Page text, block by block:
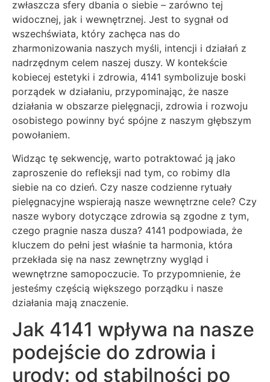
zwłaszcza sfery dbania o siebie – zarówno tej
widocznej, jak i wewnętrznej. Jest to sygnał od
wszechświata, który zachęca nas do
zharmonizowania naszych myśli, intencji i działań z
nadrzędnym celem naszej duszy. W kontekście
kobiecej estetyki i zdrowia, 4141 symbolizuje boski
porządek w działaniu, przypominając, że nasze
działania w obszarze pielęgnacji, zdrowia i rozwoju
osobistego powinny być spójne z naszym głębszym
powołaniem.
Widząc tę sekwencję, warto potraktować ją jako
zaproszenie do refleksji nad tym, co robimy dla
siebie na co dzień. Czy nasze codzienne rytuały
pielęgnacyjne wspierają nasze wewnętrzne cele? Czy
nasze wybory dotyczące zdrowia są zgodne z tym,
czego pragnie nasza dusza? 4141 podpowiada, że
kluczem do pełni jest właśnie ta harmonia, która
przekłada się na nasz zewnętrzny wygląd i
wewnętrzne samopoczucie. To przypomnienie, że
jesteśmy częścią większego porządku i nasze
działania mają znaczenie.
Jak 4141 wpływa na nasze
podejście do zdrowia i
urody: od stabilności po